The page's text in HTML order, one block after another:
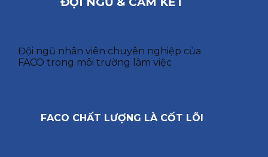
Đội ngũ nhân viên chuyên nghiệp của
FACO trong môi trường làm việc
FACO CHẤT LƯỢNG LÀ CỐT LÕI